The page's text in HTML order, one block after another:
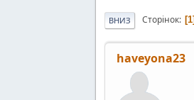
ВНИЗ Сторінок 1
haveyona23